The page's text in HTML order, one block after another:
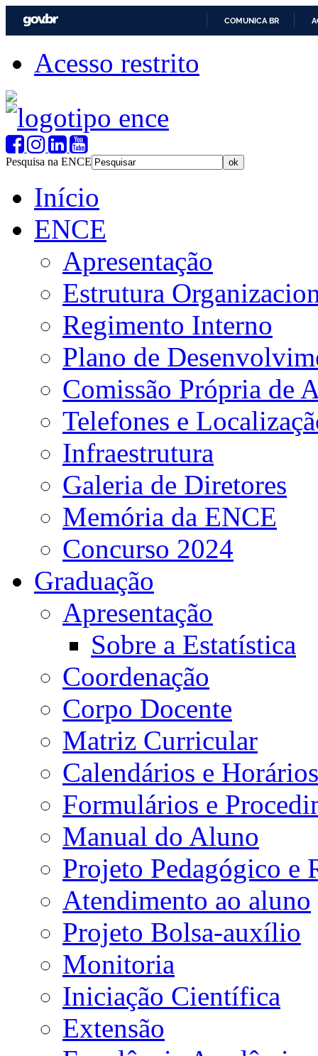
COMUNICA BR
Acesso restrito
Pesquisa na ENCE
Início
ENCE
Apresentação
Estrutura
Regimento Interno
Plano de
Comissão Própria de
Telefones e
Infraestrutura
Galeria de Diretores
Memória da ENCE
Concurso 2024
Graduação
Apresentação
Sobre a Estatística
Coordenação
Corpo Docente
Matriz Curricular
Calendários e Horários
Formulários e
Manual do Aluno
Projeto Pedagógico e
Atendimento ao aluno
Projeto Bolsa-auxílio
Monitoria
Iniciação Científica
Extensão